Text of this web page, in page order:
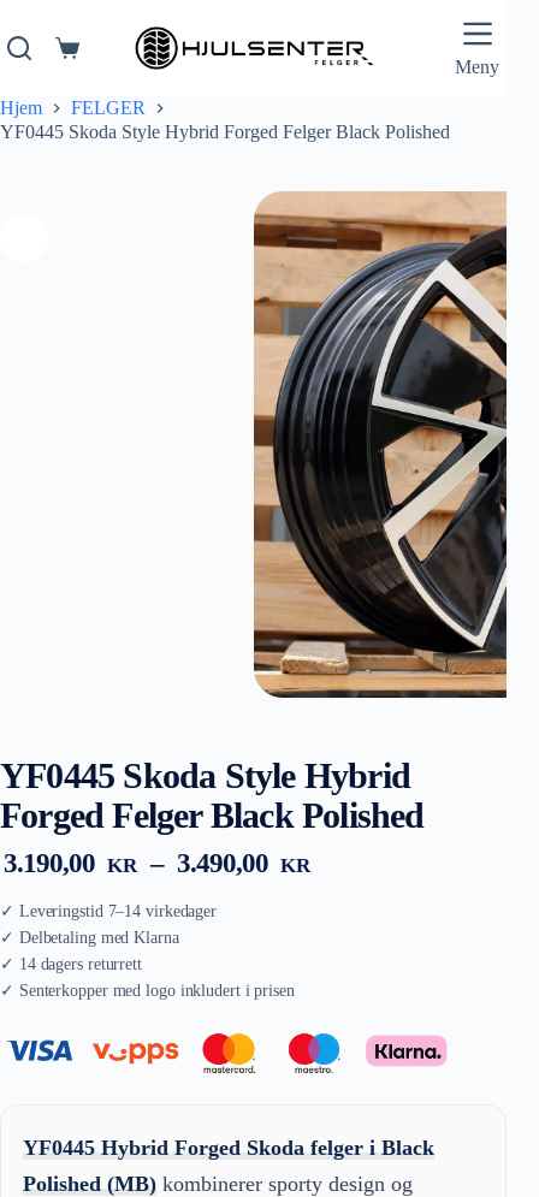
innholdetHandlekurv Meny
Hjem
FELGER
YF0445 Skoda Style Hybrid Forged Felger Black Polished
YF0445 Skoda Style Hybrid
Forged Felger Black Polished
3.190,00 KR – 3.490,00 KR
YF0445 Hybrid Forged Skoda felger i Black
Polished (MB) kombinerer sporty design og